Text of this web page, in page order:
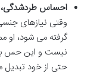
احساس طردشدگی،
وقتی نیازهای
گرفته می شود،
نیست و این حس به
حتی از خود